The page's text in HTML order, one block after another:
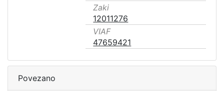
Zaki
12011276
VIAF
47659421
Povezano